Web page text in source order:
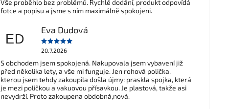
Vše proběhlo bez problémů. Rychlé dodání, produkt odpovídá
fotce a popisu a jsme s ním maximálně spokojeni.
ED
Eva Dudová
20.7.2026
S obchodem jsem spokojená. Nakupovala jsem vybavení již
před několika lety, a vše mi funguje. Jen rohová polička,
kterou jsem tehdy zakoupila došla újmy: praskla spojka, která
je mezi poličkou a vakuovou přísavkou. Je plastová, takže asi
nevydrží. Proto zakoupena obdobná,nová.